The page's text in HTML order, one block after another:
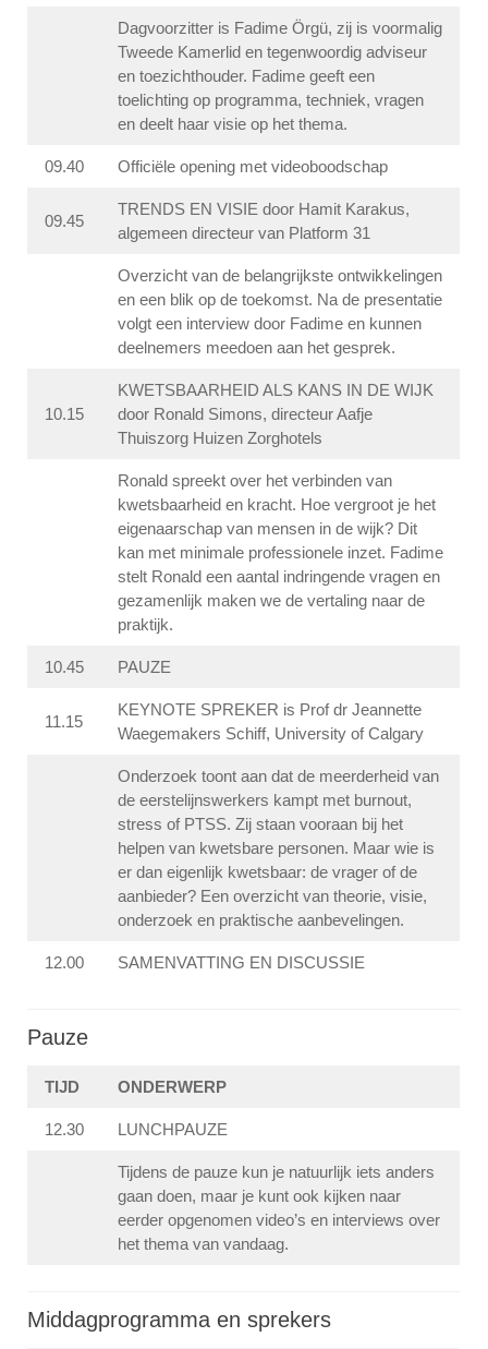
Dagvoorzitter is Fadime Örgü, zij is voormalig
Tweede Kamerlid en tegenwoordig adviseur
en toezichthouder. Fadime geeft een
toelichting op programma, techniek, vragen
en deelt haar visie op het thema.
09.40 Officiële opening met videoboodschap
09.45
TRENDS EN VISIE door Hamit Karakus,
algemeen directeur van Platform 31
Overzicht van de belangrijkste ontwikkelingen
en een blik op de toekomst. Na de presentatie
volgt een interview door Fadime en kunnen
deelnemers meedoen aan het gesprek.
10.15
KWETSBAARHEID ALS KANS IN DE WIJK
door Ronald Simons, directeur Aafje
Thuiszorg Huizen Zorghotels
Ronald spreekt over het verbinden van
kwetsbaarheid en kracht. Hoe vergroot je het
eigenaarschap van mensen in de wijk? Dit
kan met minimale professionele inzet. Fadime
stelt Ronald een aantal indringende vragen en
gezamenlijk maken we de vertaling naar de
praktijk.
10.45 PAUZE
11.15
KEYNOTE SPREKER is Prof dr Jeannette
Waegemakers Schiff, University of Calgary
Onderzoek toont aan dat de meerderheid van
de eerstelijnswerkers kampt met burnout,
stress of PTSS. Zij staan vooraan bij het
helpen van kwetsbare personen. Maar wie is
er dan eigenlijk kwetsbaar: de vrager of de
aanbieder? Een overzicht van theorie, visie,
onderzoek en praktische aanbevelingen.
12.00 SAMENVATTING EN DISCUSSIE
Pauze
TIJD ONDERWERP
12.30 LUNCHPAUZE
Tijdens de pauze kun je natuurlijk iets anders
gaan doen, maar je kunt ook kijken naar
eerder opgenomen video’s en interviews over
het thema van vandaag.
Middagprogramma en sprekers